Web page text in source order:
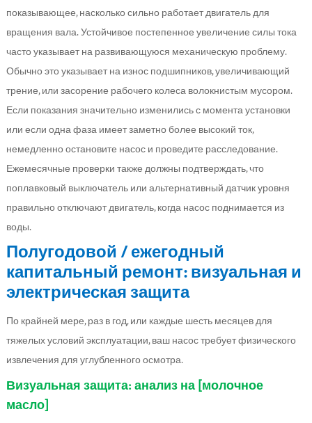
показывающее, насколько сильно работает двигатель для
вращения вала. Устойчивое постепенное увеличение силы тока
часто указывает на развивающуюся механическую проблему.
Обычно это указывает на износ подшипников, увеличивающий
трение, или засорение рабочего колеса волокнистым мусором.
Если показания значительно изменились с момента установки
или если одна фаза имеет заметно более высокий ток,
немедленно остановите насос и проведите расследование.
Ежемесячные проверки также должны подтверждать, что
поплавковый выключатель или альтернативный датчик уровня
правильно отключают двигатель, когда насос поднимается из
воды.
Полугодовой / ежегодный
капитальный ремонт: визуальная и
электрическая защита
По крайней мере, раз в год, или каждые шесть месяцев для
тяжелых условий эксплуатации, ваш насос требует физического
извлечения для углубленного осмотра.
Визуальная защита: анализ на [молочное
масло]